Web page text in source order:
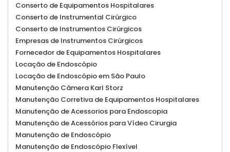
Conserto de Equipamentos Hospitalares
Conserto de Instrumental Cirúrgico
Conserto de Instrumentos Cirúrgicos
Empresas de Instrumentos Cirúrgicos
Fornecedor de Equipamentos Hospitalares
Locação de Endoscópio
Locação de Endoscópio em São Paulo
Manutenção Câmera Karl Storz
Manutenção Corretiva de Equipamentos Hospitalares
Manutenção de Acessorios para Endoscopia
Manutenção de Acessórios para Vídeo Cirurgia
Manutenção de Endoscópio
Manutenção de Endoscópio Flexível